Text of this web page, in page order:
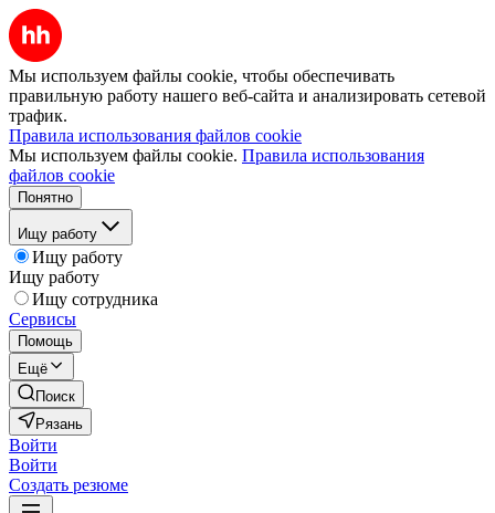
Мы используем файлы cookie, чтобы обеспечивать
правильную работу нашего веб-сайта и анализировать сетевой
трафик.
Правила использования файлов cookie
Мы используем файлы cookie. Правила использования
файлов cookie
Понятно
Ищу работу
Ищу работу
Ищу работу
Ищу сотрудника
Сервисы
Помощь
Ещё
Поиск
Рязань
Войти
Войти
Создать резюме